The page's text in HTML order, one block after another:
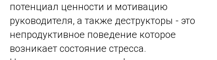
потенциал ценности и мотивацию
руководителя, а также деструкторы - это
непродуктивное поведение которое
возникает состояние стресса.